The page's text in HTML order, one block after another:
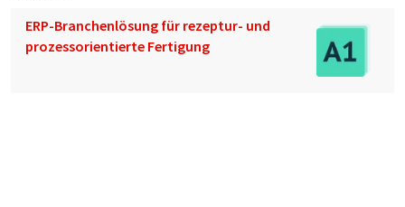
ERP-Branchenlösung für rezeptur- und
prozessorientierte Fertigung